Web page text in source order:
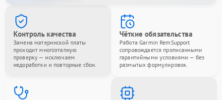
Контроль качества
Замена материнской платы
проходит многоэтапную
проверку — исключаем
недоработки и повторные сбои.
Чёткие обязательства
Работа Garmin RemSupport
сопровождается прописанными
гарантийными условиями — без
размытых формулировок.